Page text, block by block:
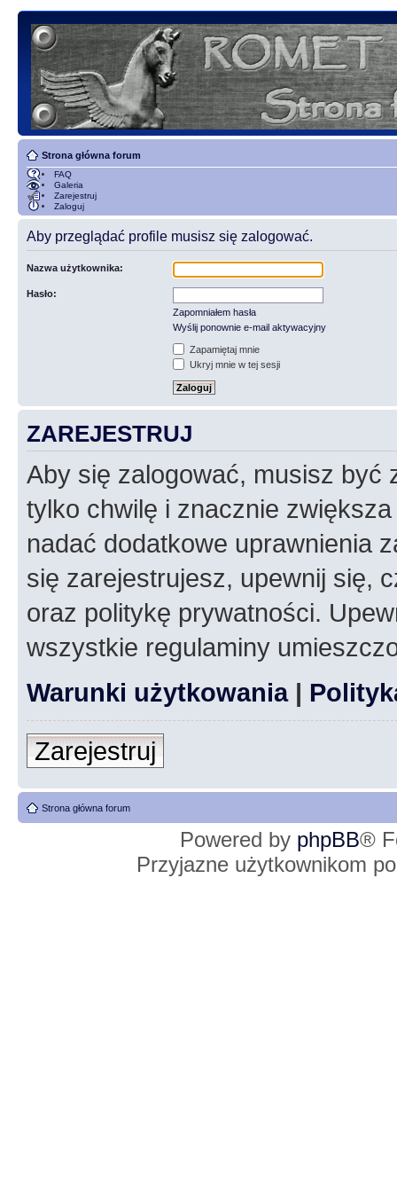
Strona główna forum
FAQ
Galeria
Zarejestruj
Zaloguj
Aby przeglądać profile musisz się zalogować.
Nazwa użytkownika:
Hasło:
Zapomniałem hasła
Wyślij ponownie e-mail aktywacyjny
Zapamiętaj mnie
Ukryj mnie w tej sesji
ZAREJESTRUJ
Aby się zalogować, musisz być
tylko chwilę i znacznie
nadać dodatkowe uprawnienia
się zarejestrujesz, upewnij się,
oraz politykę prywatności.
wszystkie regulaminy
Warunki użytkowania|
Zarejestruj
Strona główna forum
Powered by phpBB®
Przyjazne użytkownikom